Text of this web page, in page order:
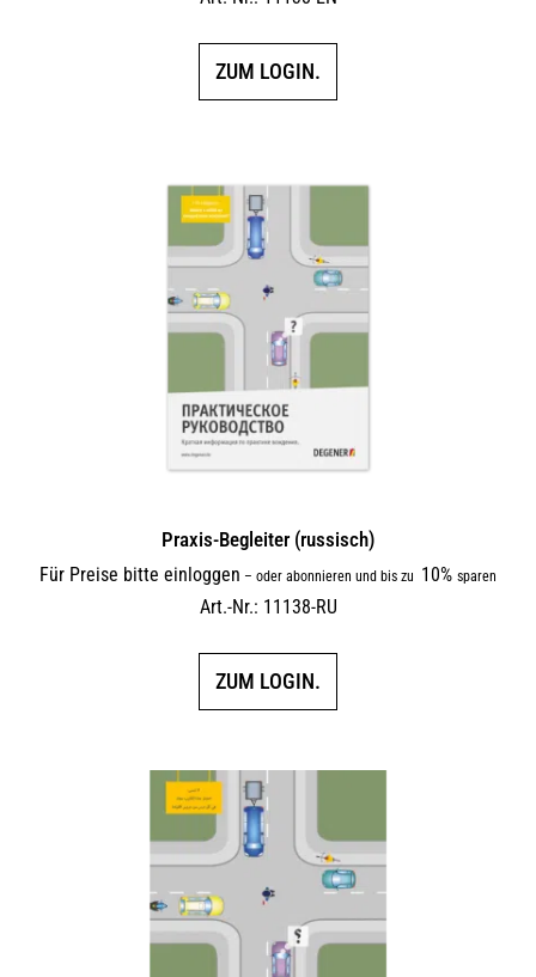
ZUM LOGIN.
Praxis-Begleiter (russisch)
Für Preise bitte einloggen – oder abonnieren und bis zu 10% sparen
Art.-Nr.: 11138-RU
ZUM LOGIN.